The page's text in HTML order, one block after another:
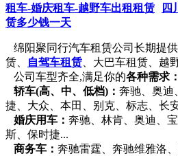
租车-婚庆租车-越野车出租租赁
四
赁多少钱一天
绵阳聚同行汽车租赁公司长期提
赁、
自驾车租赁 、大巴车租赁、越
公司车型齐全,满足你的各种需求：
轿车(高、中、低档)： 奔驰、奥迪
捷、大众、本田、别克、标志、长
婚庆用车： 奔驰、林肯、奥迪、
斯、保时捷...
商务车： 奔驰雷霆、奔驰维雅洛